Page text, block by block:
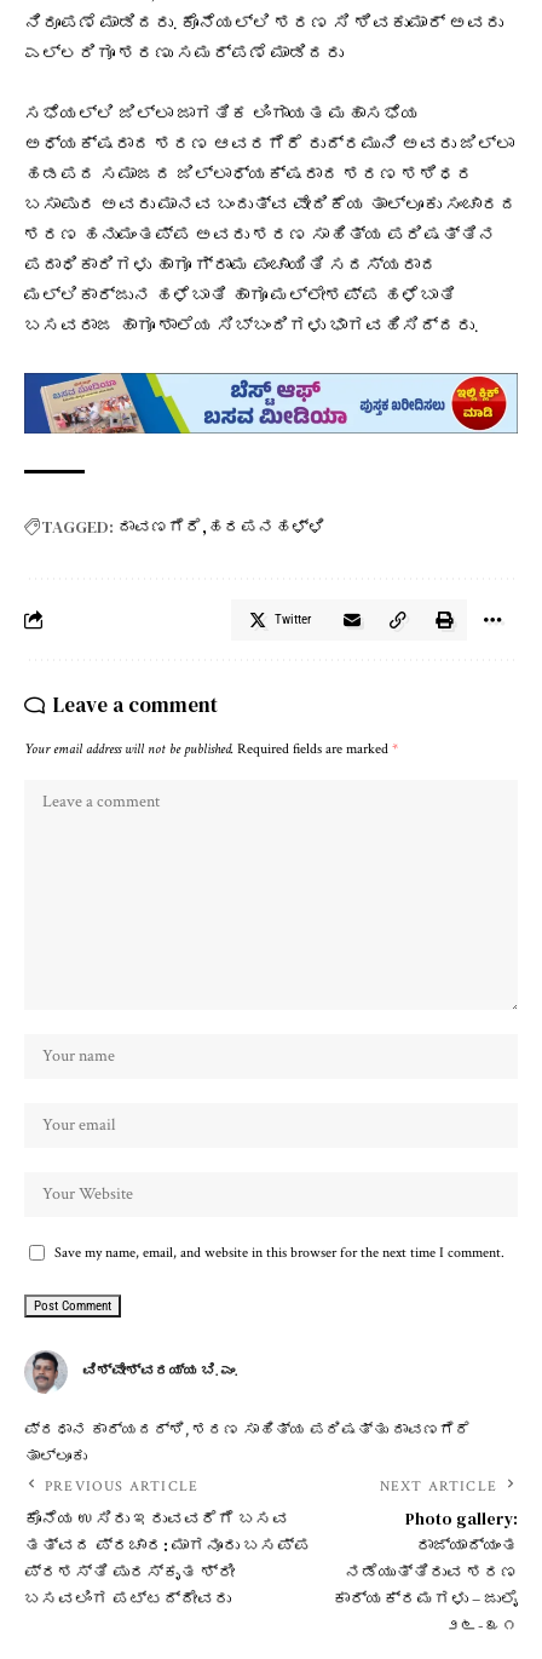
ನಿರೂಪಣೆ ಮಾಡಿದರು. ಕೊನೆಯಲ್ಲಿ ಶರಣ ಸಿ ಶಿವಕುಮಾರ್ ಅವರು
ಎಲ್ಲರಿಗೂ ಶರಣು ಸಮರ್ಪಣೆ ಮಾಡಿದರು
ಸಭೆಯಲ್ಲಿ ಜಿಲ್ಲಾ ಜಾಗತಿಕ ಲಿಂಗಾಯತ ಮಹಾಸಭೆಯ
ಅಧ್ಯಕ್ಷರಾದ ಶರಣ ಆವರಗೆರೆ ರುದ್ರಮುನಿ ಅವರು ಜಿಲ್ಲಾ
ಹಡಪದ ಸಮಾಜದ ಜಿಲ್ಲಾಧ್ಯಕ್ಷರಾದ ಶರಣ ಶಶಿಧರ
ಬಸಾಪುರ ಅವರು ಮಾನವ ಬಂದುತ್ವ ವೇದಿಕೆಯ ತಾಲ್ಲೂಕು ಸಂಚಾರದ
ಶರಣ ಹನುಮಂತಪ್ಪ ಅವರು ಶರಣ ಸಾಹಿತ್ಯ ಪರಿಷತ್ತಿನ
ಪದಾಧಿಕಾರಿಗಳು ಹಾಗೂ ಗ್ರಾಮ ಪಂಚಾಯಿತಿ ಸದಸ್ಯರಾದ
ಮಲ್ಲಿಕಾರ್ಜುನ ಹಳೆಬಾತಿ ಹಾಗೂ ಮಲ್ಲೇಶಪ್ಪ ಹಳೆಬಾತಿ
ಬಸವರಾಜ ಹಾಗೂ ಶಾಲೆಯ ಸಿಬ್ಬಂದಿಗಳು ಭಾಗವಹಿಸಿದ್ದರು.
TAGGED: ದಾವಣಗೆರೆ ಹರಪನಹಳ್ಳಿ
Twitter
Leave a comment
Your email address will not be published. Required fields are marked *
Save my name, email, and website in this browser for the next time I comment.
ವಿಶ್ವೇಶ್ವರಯ್ಯ ಬಿ. ಎಂ.
ಪ್ರಧಾನ ಕಾರ್ಯದರ್ಶಿ, ಶರಣ ಸಾಹಿತ್ಯ ಪರಿಷತ್ತು ದಾವಣಗೆರೆ
ತಾಲ್ಲೂಕು
PREVIOUS ARTICLE
ಕೊನೆಯ ಉಸಿರು ಇರುವವರೆಗೆ ಬಸವ
ತತ್ವದ ಪ್ರಚಾರ: ಮಾಗನೂರು ಬಸಪ್ಪ
ಪ್ರಶಸ್ತಿ ಪುರಸ್ಕೃತ ಶ್ರೀ
ಬಸವಲಿಂಗ ಪಟ್ಟದ್ದೇವರು​
NEXT ARTICLE
Photo gallery:
ರಾಜ್ಯಾದ್ಯಂತ
ನಡೆಯುತ್ತಿರುವ ಶರಣ
ಕಾರ್ಯಕ್ರಮಗಳು – ಜುಲೈ
೨೬-೩೧